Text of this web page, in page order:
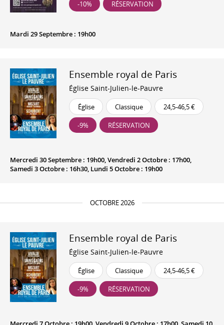
-10% RÉSERVATION
Mardi 29 Septembre : 19h00
Ensemble royal de Paris
Église Saint-Julien-le-Pauvre
Église Classique 24,5-46,5 €
-9% RÉSERVATION
Mercredi 30 Septembre : 19h00, Vendredi 2 Octobre : 17h00,
Samedi 3 Octobre : 16h30, Lundi 5 Octobre : 19h00
OCTOBRE 2026
Ensemble royal de Paris
Église Saint-Julien-le-Pauvre
Église Classique 24,5-46,5 €
-9% RÉSERVATION